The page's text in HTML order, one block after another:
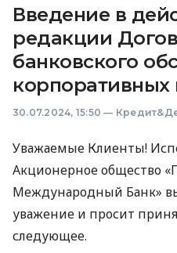
Введение в
редакции
банковского
корпоративных
30.07.2024, 15:50 —
Уважаемые Клиенты!
Акционерное общество
Международный Банк»
уважение и просит
следующее.